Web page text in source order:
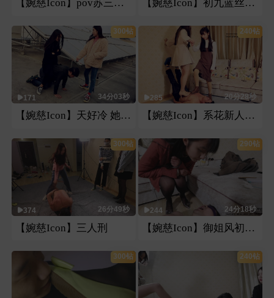
【婉慈Icon】pov苏三曼捌第一视角 【婉慈Icon】初九蓝丝恋足腿脚绞坐脸插嘴
300钻
171 34分03秒
【婉慈Icon】天好冷 她更冷
240钻
285 20分28秒
【婉慈Icon】系花新人双s皮鞋高跟纯踩踏
300钻
374 26分49秒
【婉慈Icon】三人刑
290钻
244 24分18秒
【婉慈Icon】御姐风初九黑丝来袭
300钻 240钻